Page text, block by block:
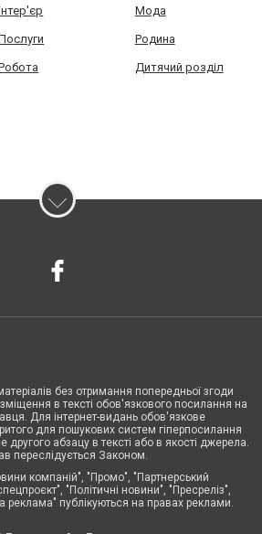
Мода
Родина
Дитячий розділ
без отримання попередньої згоди
в тексті обов'язкового посилання на
Для інтернет-видань обов'язкове
для пошукових систем гіперпосилання
другого абзацу в тексті або в якості джерела.
переслідується Законом.
компаній", "Промо", "Партнерський
"Політичні новини", "Пресреліз",
реклама" публікуються на правах реклами.